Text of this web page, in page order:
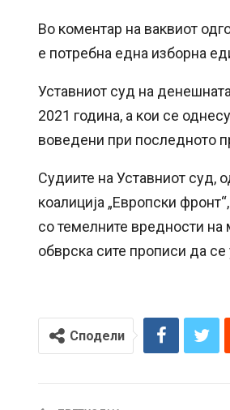
Во коментар на ваквиот
е потребна една изборна
Уставниот суд на
2021 година, а кои се
воведени при последното
Судиите на Уставниот суд,
коалиција „Европски
со темелните вредности
обврска сите прописи да се
Сподели